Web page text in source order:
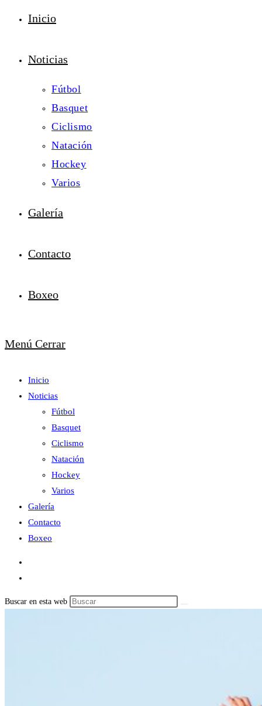
Inicio
Noticias
Fútbol
Basquet
Ciclismo
Natación
Hockey
Varios
Galería
Contacto
Boxeo
Menú Cerrar
Inicio
Noticias
Fútbol
Basquet
Ciclismo
Natación
Hockey
Varios
Galería
Contacto
Boxeo
Buscar en esta web